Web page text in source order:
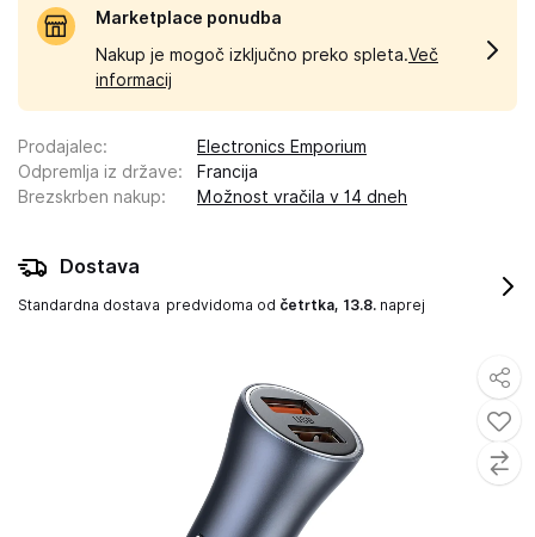
Marketplace ponudba
Nakup je mogoč izključno preko spleta.Več
informacij
Prodajalec:
Electronics Emporium
Odpremlja iz države:
Francija
Brezskrben nakup: Možnost vračila v 14 dneh
Dostava
Standardna dostava predvidoma od četrtka, 13.8. naprej